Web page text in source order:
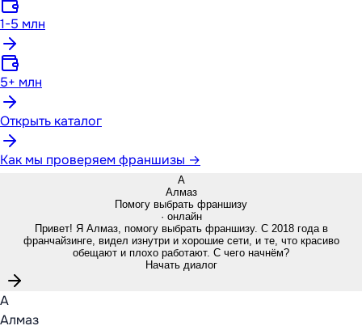
1-5 млн
5+ млн
Открыть каталог
Как мы проверяем франшизы →
А
Алмаз
Помогу выбрать франшизу
· онлайн
Привет! Я Алмаз, помогу выбрать франшизу. С 2018 года в
франчайзинге, видел изнутри и хорошие сети, и те, что красиво
обещают и плохо работают. С чего начнём?
Начать диалог
А
Алмаз